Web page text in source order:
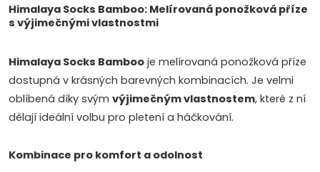
v
á
d
a
c
Himalaya Socks Bamboo: Melírovaná ponožková příze
s výjimečnými vlastnostmi
Himalaya Socks Bamboo je melírovaná ponožková příze
dostupná v krásných barevných kombinacích. Je velmi
oblíbená díky svým výjimečným vlastnostem, které z ní
dělají ideální volbu pro pletení a háčkování.
Kombinace pro komfort a odolnost